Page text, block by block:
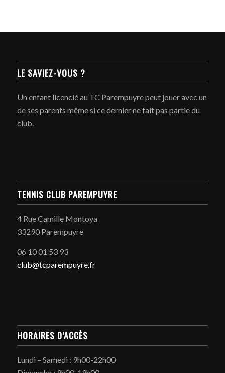
LE SAVIEZ-VOUS ?
Un enfant licencié au TC Parempuyre peut jouer avec un
de ses parents même si ce dernier ne fait pas partie du
club.
TENNIS CLUB PAREMPUYRE
4 Rue Camille Montoya
33290 Parempuyre
06 10 01 53 93
club@tcparempuyre.fr
HORAIRES D’ACCÈS
Lundi – Samedi : 9h00-22h00